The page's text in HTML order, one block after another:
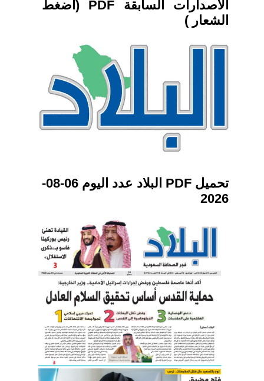
الاصدارات السابقة PDF (اضغط
الشعار )
تحميل PDF البلاد عدد اليوم 06-08-
2026